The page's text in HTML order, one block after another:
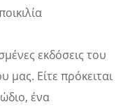
εκδόσεις του
μας. Είτε πρόκειται
ένα